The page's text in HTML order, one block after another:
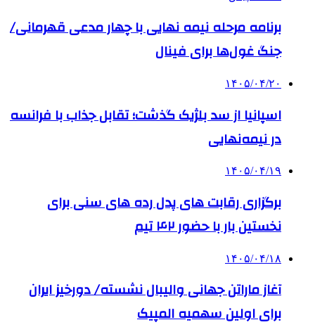
برنامه مرحله نیمه نهایی با چهار مدعی قهرمانی/
جنگ غول‌ها برای فینال
۱۴۰۵/۰۴/۲۰
اسپانیا از سد بلژیک گذشت؛ تقابل جذاب با فرانسه
در نیمه‌نهایی
۱۴۰۵/۰۴/۱۹
برگزاری رقابت های پدل رده های سنی برای
نخستین بار با حضور ۴۲ تیم
۱۴۰۵/۰۴/۱۸
آغاز ماراتن جهانی والیبال نشسته/ دورخیز ایران
برای اولین سهمیه المپیک